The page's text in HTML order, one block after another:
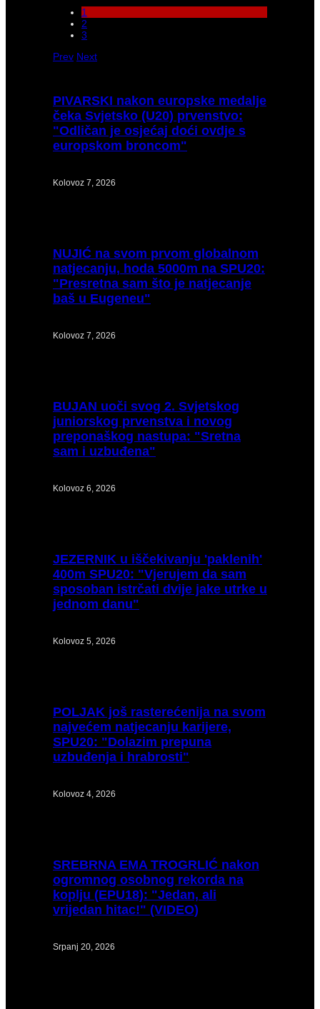
1
2
3
Prev Next
PIVARSKI nakon europske medalje
čeka Svjetsko (U20) prvenstvo:
"Odličan je osjećaj doći ovdje s
europskom broncom"
Kolovoz 7, 2026
NUJIĆ na svom prvom globalnom
natjecanju, hoda 5000m na SPU20:
"Presretna sam što je natjecanje
baš u Eugeneu"
Kolovoz 7, 2026
BUJAN uoči svog 2. Svjetskog
juniorskog prvenstva i novog
preponaškog nastupa: "Sretna
sam i uzbuđena"
Kolovoz 6, 2026
JEZERNIK u iščekivanju 'paklenih'
400m SPU20: "Vjerujem da sam
sposoban istrčati dvije jake utrke u
jednom danu"
Kolovoz 5, 2026
POLJAK još rasterećenija na svom
najvećem natjecanju karijere,
SPU20: "Dolazim prepuna
uzbuđenja i hrabrosti"
Kolovoz 4, 2026
SREBRNA EMA TROGRLIĆ nakon
ogromnog osobnog rekorda na
koplju (EPU18): "Jedan, ali
vrijedan hitac!" (VIDEO)
Srpanj 20, 2026